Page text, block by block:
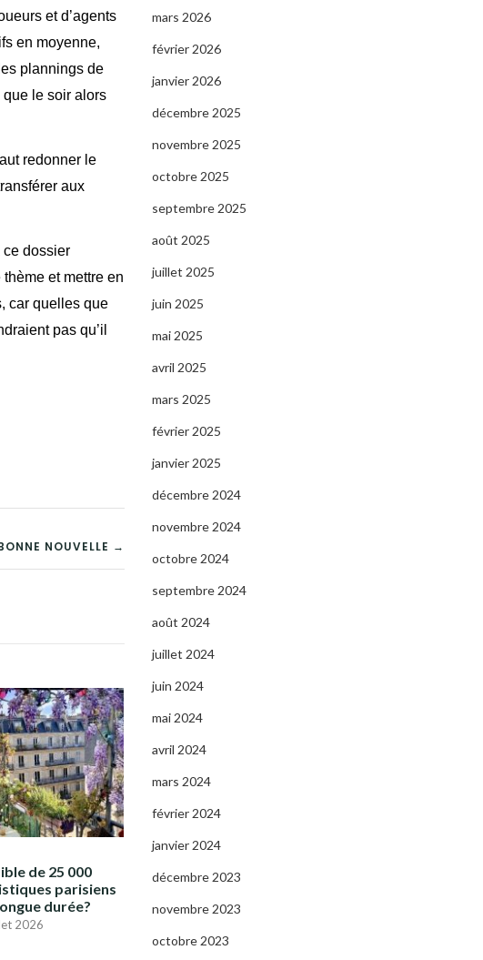
et d’agents
en moyenne,
plannings de
que le soir alors
redonner le
aux
ce dossier
et mettre en
car quelles que
pas qu’il
NOUVELLE →
de 25 000
parisiens
durée?
2026
mars 2026
février 2026
janvier 2026
décembre 2025
novembre 2025
octobre 2025
septembre 2025
août 2025
juillet 2025
juin 2025
mai 2025
avril 2025
mars 2025
février 2025
janvier 2025
décembre 2024
novembre 2024
octobre 2024
septembre 2024
août 2024
juillet 2024
juin 2024
mai 2024
avril 2024
mars 2024
février 2024
janvier 2024
décembre 2023
novembre 2023
octobre 2023